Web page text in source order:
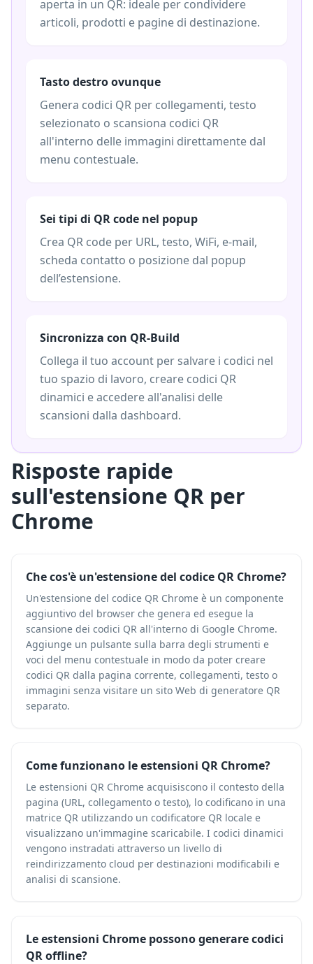
aperta in un QR: ideale per condividere
articoli, prodotti e pagine di destinazione.
Tasto destro ovunque
Genera codici QR per collegamenti, testo
selezionato o scansiona codici QR
all'interno delle immagini direttamente dal
menu contestuale.
Sei tipi di QR code nel popup
Crea QR code per URL, testo, WiFi, e-mail,
scheda contatto o posizione dal popup
dell’estensione.
Sincronizza con QR-Build
Collega il tuo account per salvare i codici nel
tuo spazio di lavoro, creare codici QR
dinamici e accedere all'analisi delle
scansioni dalla dashboard.
Risposte rapide
sull'estensione QR per
Chrome
Che cos'è un'estensione del codice QR Chrome?
Un'estensione del codice QR Chrome è un componente
aggiuntivo del browser che genera ed esegue la
scansione dei codici QR all'interno di Google Chrome.
Aggiunge un pulsante sulla barra degli strumenti e
voci del menu contestuale in modo da poter creare
codici QR dalla pagina corrente, collegamenti, testo o
immagini senza visitare un sito Web di generatore QR
separato.
Come funzionano le estensioni QR Chrome?
Le estensioni QR Chrome acquisiscono il contesto della
pagina (URL, collegamento o testo), lo codificano in una
matrice QR utilizzando un codificatore QR locale e
visualizzano un'immagine scaricabile. I codici dinamici
vengono instradati attraverso un livello di
reindirizzamento cloud per destinazioni modificabili e
analisi di scansione.
Le estensioni Chrome possono generare codici
QR offline?